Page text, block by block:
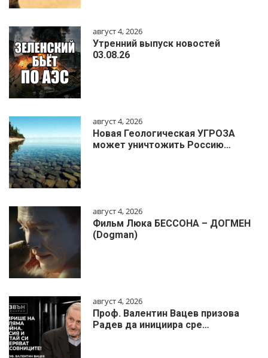
август 4, 2026
Утренний выпуск новостей
03.08.26
август 4, 2026
Новая Геологическая УГРОЗА
может уничтожить Россию…
август 4, 2026
Фильм Люка БЕССОНА – ДОГМЕН
(Dogman)
август 4, 2026
Проф. Валентин Вацев призова
Радев да инициира сре…